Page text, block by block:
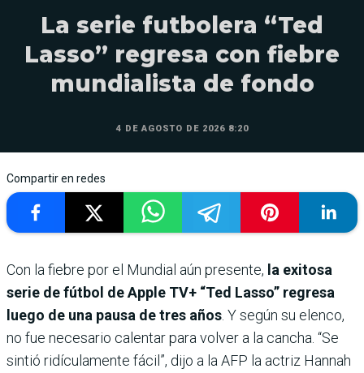
La serie futbolera “Ted
Lasso” regresa con fiebre
mundialista de fondo
4 DE AGOSTO DE 2026 8:20
Compartir en redes
Con la fiebre por el Mundial aún presente, la exitosa
serie de fútbol de Apple TV+ “Ted Lasso” regresa
luego de una pausa de tres años . Y según su elenco,
no fue necesario calentar para volver a la cancha. “Se
sintió ridículamente fácil”, dijo a la AFP la actriz Hannah